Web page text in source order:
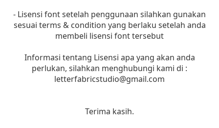
- Lisensi font setelah penggunaan silahkan gunakan
sesuai terms & condition yang berlaku setelah anda
membeli lisensi font tersebut
Informasi tentang Lisensi apa yang akan anda
perlukan, silahkan menghubungi kami di :
letterfabricstudio@gmail.com
Terima kasih.